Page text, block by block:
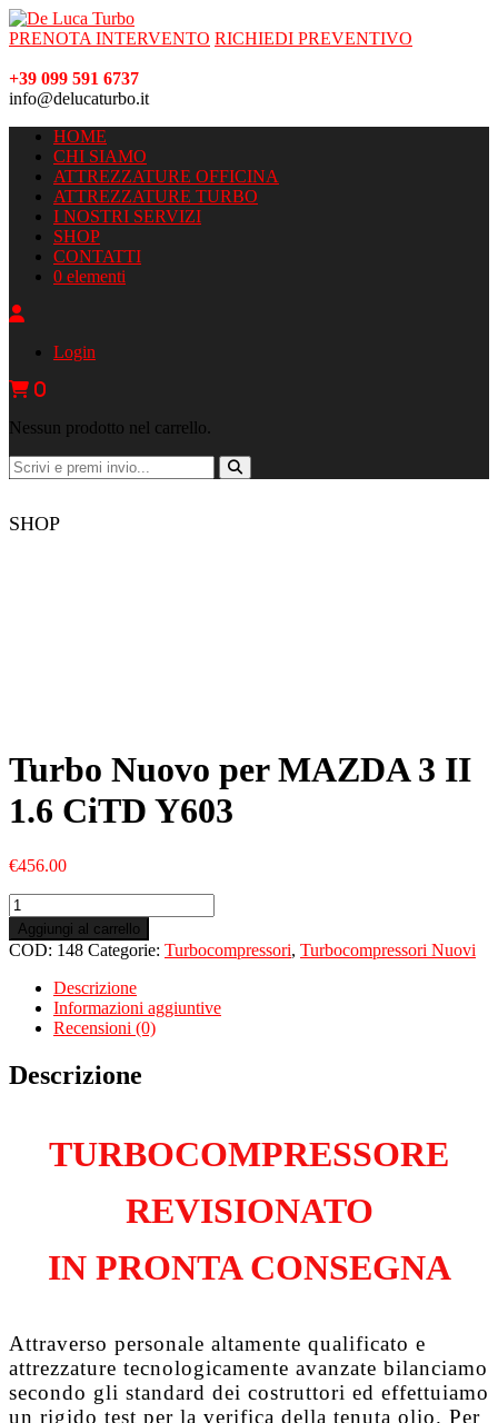
PRENOTA INTERVENTO RICHIEDI PREVENTIVO
+39 099 591 6737
info@delucaturbo.it
HOME
CHI SIAMO
ATTREZZATURE OFFICINA
ATTREZZATURE TURBO
I NOSTRI SERVIZI
SHOP
CONTATTI
0 elementi
Login
0
Nessun prodotto nel carrello.
SHOP
Turbo Nuovo per MAZDA 3 II
1.6 CiTD Y603
€456.00
Turbo
Nuovo
per
MAZDA
Y603
quantità
Aggiungi al carrello
COD: 148 Categorie: Turbocompressori, Turbocompressori Nuovi
Descrizione
Informazioni aggiuntive
Recensioni (0)
Descrizione
TURBOCOMPRESSORE
REVISIONATO
IN PRONTA CONSEGNA
Attraverso personale altamente qualificato e
attrezzature tecnologicamente avanzate bilanciamo
secondo gli standard dei costruttori ed effettuiamo
un rigido test per la verifica della tenuta olio. Per